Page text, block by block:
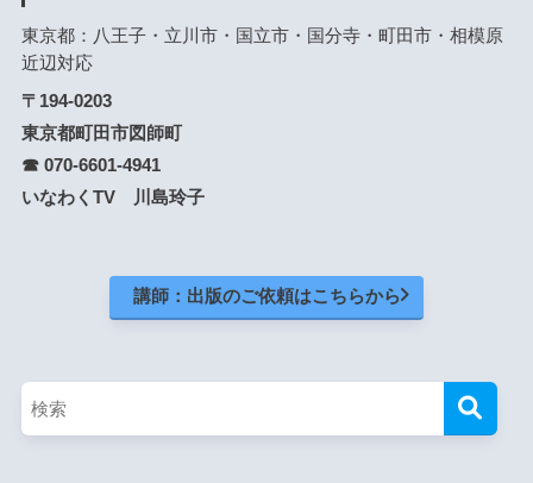
東京都：八王子・立川市・国立市・国分寺・町田市・相模原
近辺対応
〒194-0203
東京都町田市図師町
☎ 070-6601-4941
いなわくTV 川島玲子
講師：出版のご依頼はこちらから